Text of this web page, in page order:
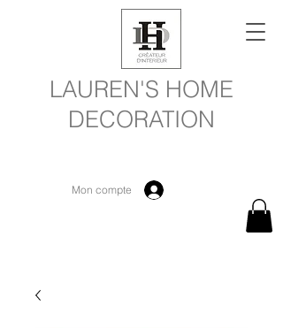
LAUREN'S HOME
DECORATION
Mon compte